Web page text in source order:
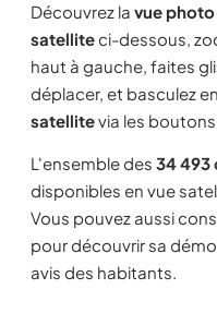
Découvrez la vue
satelliteci-dessous,
haut à gauche, faites
déplacer, et basculez
satellitevia les
L'ensemble des 34 493
disponibles en vue
Vous pouvez aussi
pour découvrir sa
avis des habitants.